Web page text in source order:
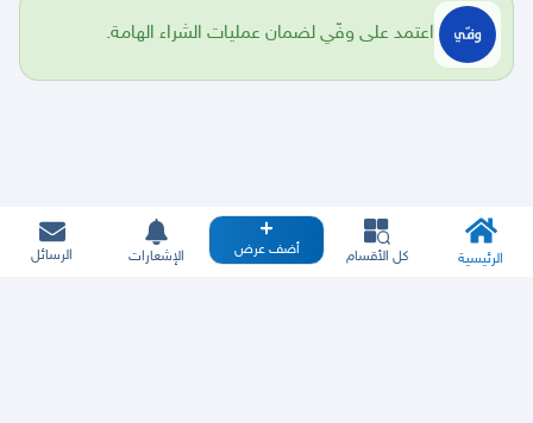
اعتمد على وفّي لضمان عمليات الشراء الهامة.
الرئيسية كل الأقسام أضف عرض الإشعارات الرسائل